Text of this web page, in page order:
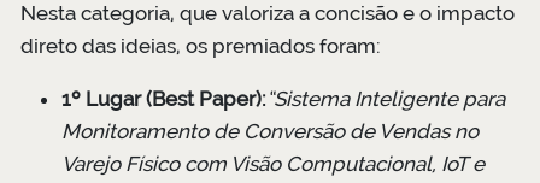
Nesta categoria, que valoriza a concisão e o impacto
direto das ideias, os premiados foram:
1º Lugar (Best Paper): “Sistema Inteligente para
Monitoramento de Conversão de Vendas no
Varejo Físico com Visão Computacional, IoT e